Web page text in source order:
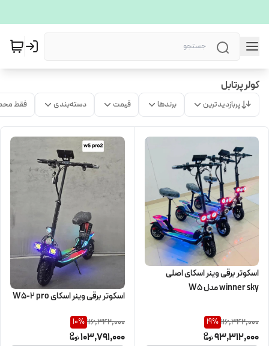
کولر پرتابل
پربازدیدترین برندها قیمت دسته‌بندی فقط
اسکوتر برقی وینر اسکای اصلی
winner sky مدل W5
116,342,000
19%
93,312,000
اسکوتر برقی وینر اسکای W5-2 pro
116,342,000
10%
103,791,000